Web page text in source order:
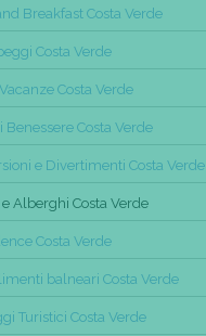
Breakfast Costa Verde
Costa Verde
Costa Verde
Benessere Costa Verde
e Divertimenti Costa Verde
e Alberghi Costa Verde
Costa Verde
balneari Costa Verde
Turistici Costa Verde